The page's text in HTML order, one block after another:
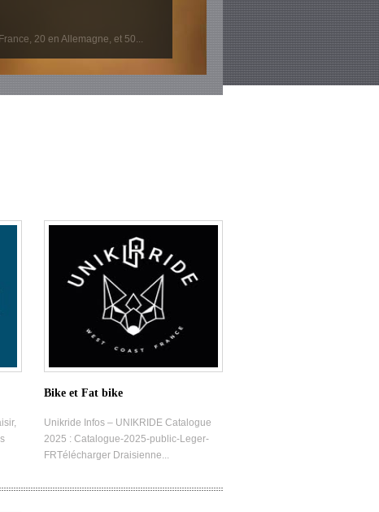
Bike et Fat bike
Unikride Infos – UNIKRIDE Catalogue
2025 : Catalogue-2025-public-Leger-
FRTélécharger Draisienne...